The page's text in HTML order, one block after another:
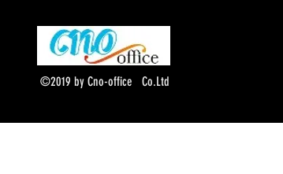
©2019 by Cno-office Co.Ltd